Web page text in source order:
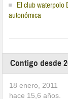
El club waterpolo
autonómica
Contigo desde
18 enero, 2011
hace 15,6 años.